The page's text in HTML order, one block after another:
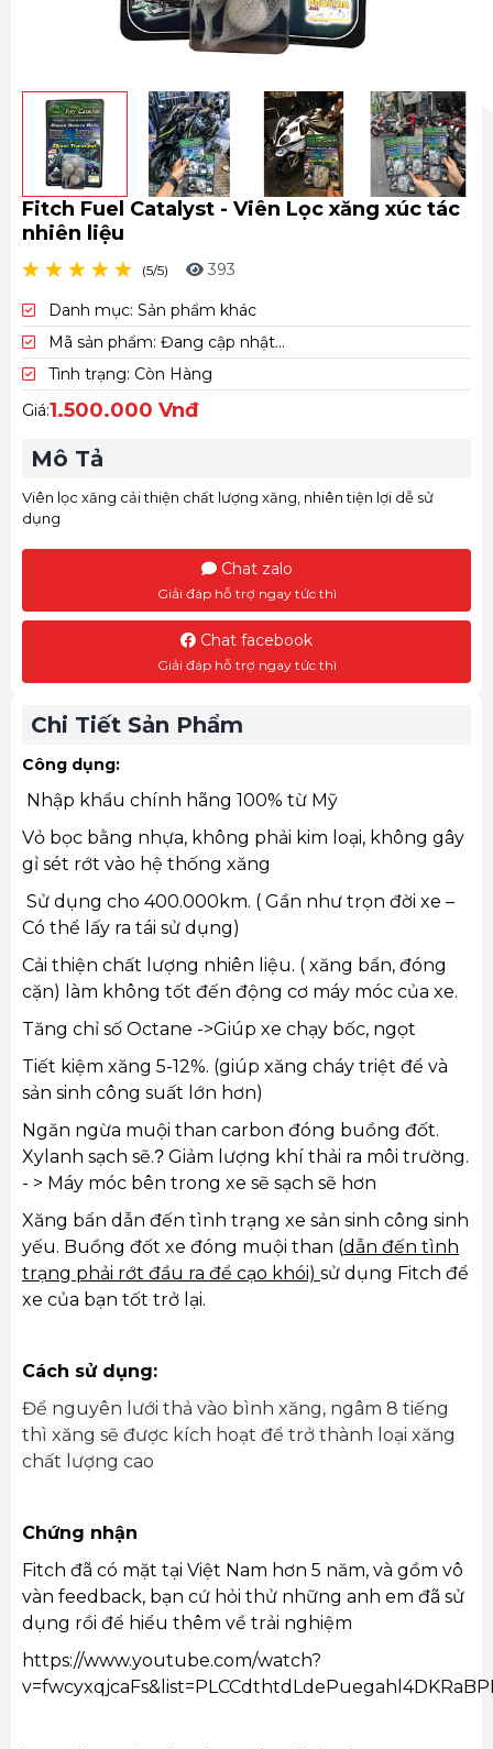
Fitch Fuel Catalyst - Viên Lọc xăng xúc tác
nhiên liệu
(5/5) 393
Danh mục: Sản phẩm khác
Mã sản phẩm: Đang cập nhật...
Tình trạng: Còn Hàng
Giá:1.500.000 Vnđ
Mô Tả
Viên lọc xăng cải thiện chất lượng xăng, nhiên tiện lợi dễ sử
dụng
Chat zalo
Giải đáp hỗ trợ ngay tức thì
Chat facebook
Giải đáp hỗ trợ ngay tức thì
Chi Tiết Sản Phẩm
Công dụng:
Nhập khẩu chính hãng 100% từ Mỹ
Vỏ bọc bằng nhựa, không phải kim loại, không gây
gỉ sét rớt vào hệ thống xăng
Sử dụng cho 400.000km. ( Gần như trọn đời xe –
Có thể lấy ra tái sử dụng)
Cải thiện chất lượng nhiên liệu. ( xăng bẩn, đóng
cặn) làm không tốt đến động cơ máy móc của xe.
Tăng chỉ số Octane ->Giúp xe chạy bốc, ngọt
Tiết kiệm xăng 5-12%. (giúp xăng cháy triệt để và
sản sinh công suất lớn hơn)
Ngăn ngừa muội than carbon đóng buồng đốt.
Xylanh sạch sẽ.? Giảm lượng khí thải ra môi trường.
- > Máy móc bên trong xe sẽ sạch sẽ hơn
Xăng bẩn dẫn đến tình trạng xe sản sinh công sinh
yếu. Buồng đốt xe đóng muội than (dẫn đến tình
trạng phải rớt đầu ra để cạo khói) sử dụng Fitch để
xe của bạn tốt trở lại.
Cách sử dụng:
Để nguyên lưới thả vào bình xăng, ngâm 8 tiếng
thì xăng sẽ được kích hoạt để trở thành loại xăng
chất lượng cao
Chứng nhận
Fitch đã có mặt tại Việt Nam hơn 5 năm, và gồm vô
vàn feedback, bạn cứ hỏi thử những anh em đã sử
dụng rồi để hiểu thêm về trải nghiệm
https://www.youtube.com/watch?